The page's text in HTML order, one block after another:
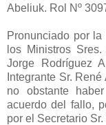
Abeliuk. Rol Nº
Pronunciado por
los Ministros
Jorge Rodríguez
Integrante Sr.
no obstante
acuerdo del fallo,
por el Secretario